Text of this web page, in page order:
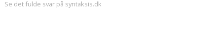
Se det fulde svar på syntaksis.dk